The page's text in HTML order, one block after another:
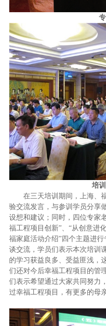
培
在三天培训期间，上海、
验交流发言，与参训学员分享
设想和建议；同时，四位专家
福工程项目创新”、“从创意进
福家庭活动介绍”四个主题进
谈交流，学员们表示本次培训
的学习获益良多、受益匪浅，
们还对今后幸福工程项目的管
们表示希望通过大家共同努力
过幸福工程项目，有更多的母